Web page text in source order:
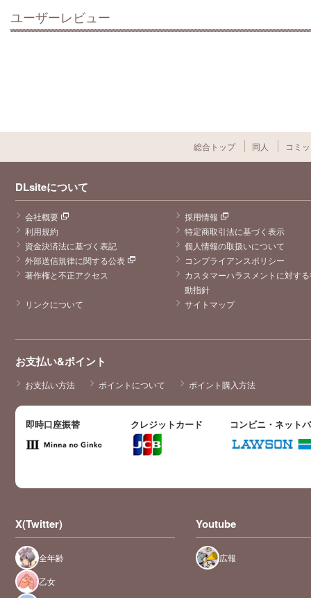
ユーザーレビュー
総合トップ 同人 コミ
DLsiteについて
会社概要
採用情報
利用規約
特定商取引法に基づく表示
資金決済法に基づく表記
個人情報の取扱いについて
外部送信規律に関する公表
コンプライアンスポリシー
著作権と不正アクセス
カスタマーハラスメントに対す
動指針
リンクについて
サイトマップ
お支払い&ポイント
お支払い方法 ポイントについて ポイント購入方法
即時口座振替 クレジットカード コンビニ・ネット
X(Twitter)
全年齢
乙女
Youtube
広報